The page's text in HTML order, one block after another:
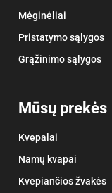
Mėginėliai
Pristatymo sąlygos
Grąžinimo sąlygos
Mūsų prekės
Kvepalai
Namų kvapai
Kvepiančios žvakės